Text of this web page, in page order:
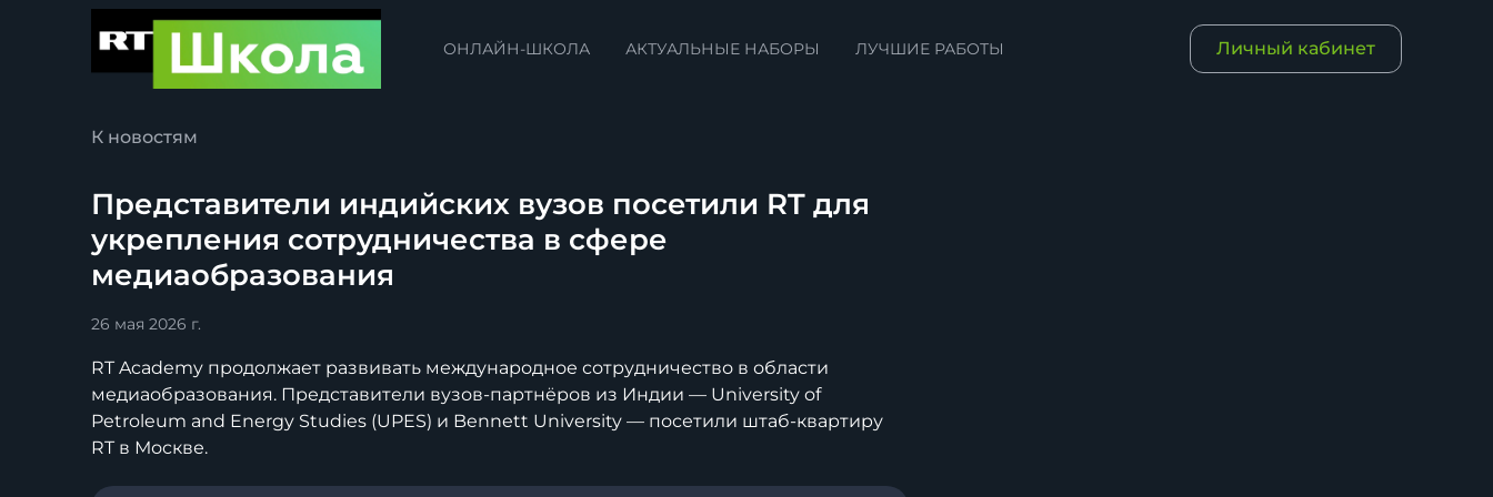
ОНЛАЙН-ШКОЛА АКТУАЛЬНЫЕ НАБОРЫ ЛУЧШИЕ РАБОТЫ Личный кабинет
К новостям
Представители индийских вузов посетили RT для
укрепления сотрудничества в сфере
медиаобразования
26 мая 2026 г.
RT Academy продолжает развивать международное сотрудничество в области
медиаобразования. Представители вузов-партнёров из Индии — University of
Petroleum and Energy Studies (UPES) и Bennett University — посетили штаб-квартиру
RT в Москве.